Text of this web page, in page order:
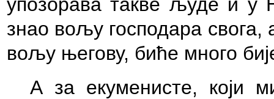
знао вољу господара свога,
вољу његову, биће много
А за екуменисте, који